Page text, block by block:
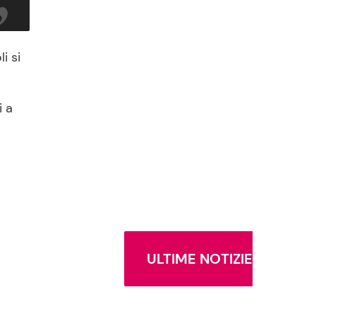
si
a
ULTIME NOTIZIE